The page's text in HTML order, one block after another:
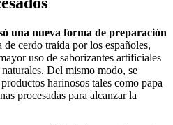
una nueva forma de preparación
de cerdo traída por los españoles,
uso de saborizantes artificiales
Del mismo modo, se
harinosos tales como papa
procesadas para alcanzar la